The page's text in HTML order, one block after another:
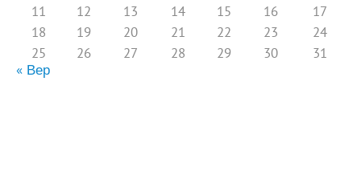
11
12 13 14 15 16
17
18
19 20 21 22 23
24
25
26 27 28 29 30
31
« Вер